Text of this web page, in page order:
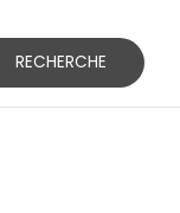
RECHERCHE